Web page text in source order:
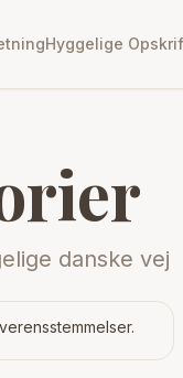
Hyggelige
danske vej